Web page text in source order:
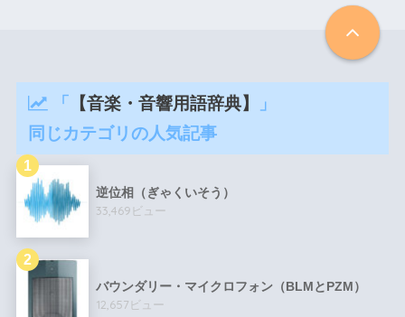
「 【音楽・音響用語辞典】
」
同じカテゴリの人気記事
逆位相（ぎゃくいそう）
33,469ビュー
バウンダリー・マイクロフォン（BLMとPZM）
12,657ビュー